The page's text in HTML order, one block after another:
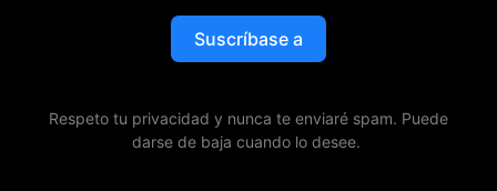
Suscríbase a
Respeto tu privacidad y nunca te enviaré spam. Puede
darse de baja cuando lo desee.